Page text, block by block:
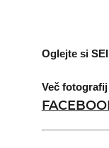
Oglejte si
Več